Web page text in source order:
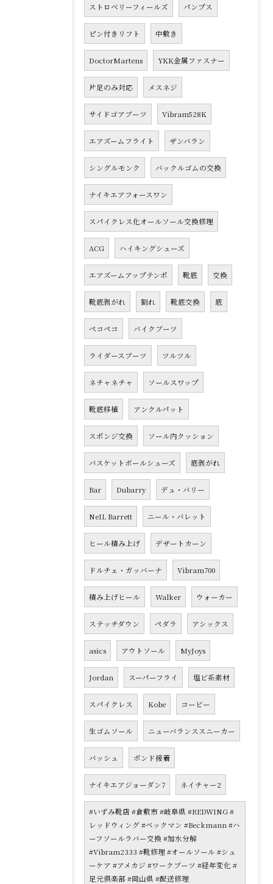
ストロベリーフィールズ パンプス
ピン付きリフト 中敷き
DoctorMartens YKK金属ファスナー
片足のみ対応 メスネジ
サイドゴアブーツ Vibram528K
エアズームフライト ザンバラン
シングルモンク バックルゴムの交換
ナイキエアフォースワン
スパイクレス化オールソール交換修理
ACG ハイキングシューズ
エアズームアップテンポ 靴底 交換
靴底剥がれ 割れ 靴底交換 底
ペコペコ バイクブーツ
ライダースブーツ ツルツル
ネチャネチャ ソールスワップ
靴底移植 アンクルパット
スポンジ交換 ソール内クッション
バスケットボールシューズ 底剥がれ
Bar Dubarry デュ・バリー
NeIL Barrett ニール・バレット
ヒール積み上げ デザートカーン
ドルチェ・ガッバーナ Vibram700
積み上げヒール Walker ウォーカー
ステッチダウン ペダラ アシックス
asics アウトソール MyJoys
Jordan スーパーフライ 塩ビ系素材
スパイクレス Kobe コービー
生ゴムソール ニューバランススニーカー
バッシュ ボンド接着
ナイキエアジョーダン7 ネイチャー2
#いずみ靴店 #倉敷市 #岐阜県 #REDWING #
レッドウィング #ベックマン #Beckmann #ハ
ーフソールラバー交換 #加水分解
#Vibram2333 #靴修理 #オールソール #シュ
ーケア #アメカジ #ワークブーツ #経年変化 #
足元倶楽部 #岡山県 #配送修理